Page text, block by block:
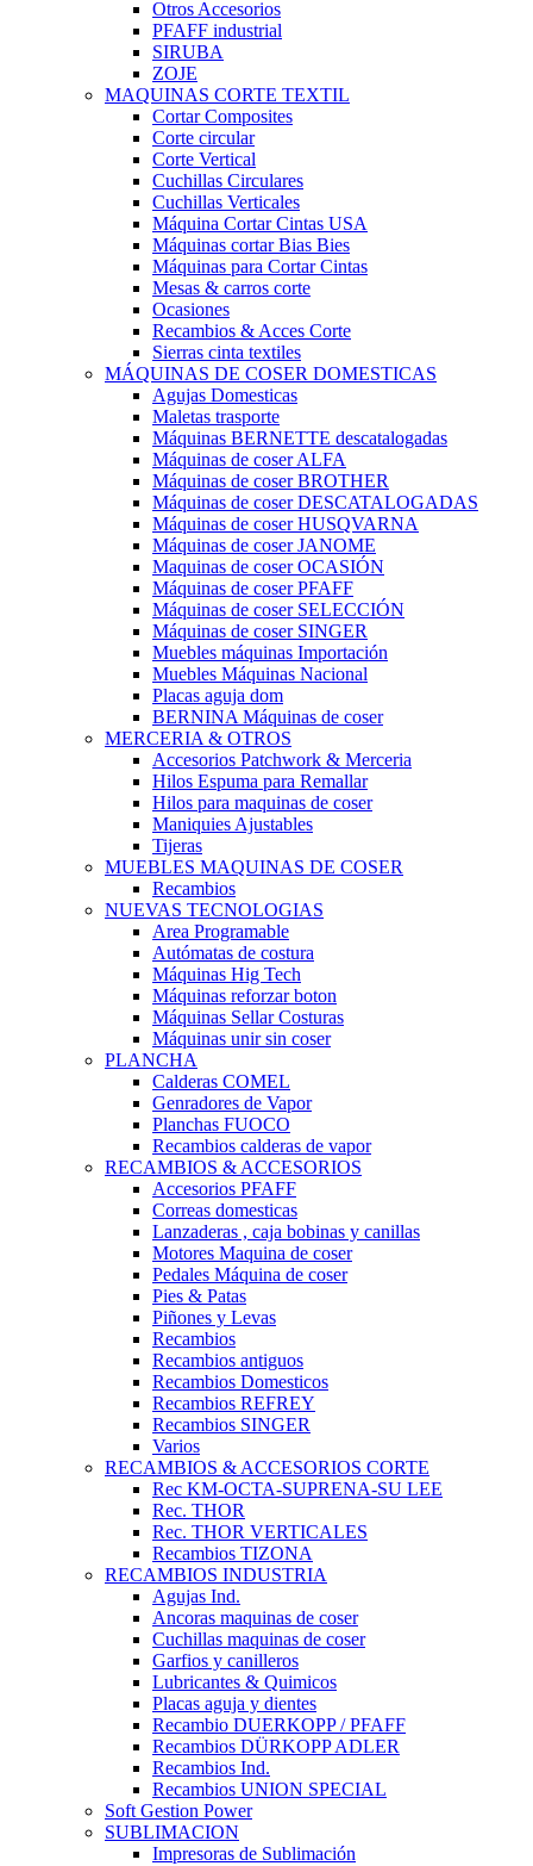
Otros Accesorios
PFAFF industrial
SIRUBA
ZOJE
MAQUINAS CORTE TEXTIL
Cortar Composites
Corte circular
Corte Vertical
Cuchillas Circulares
Cuchillas Verticales
Máquina Cortar Cintas USA
Máquinas cortar Bias Bies
Máquinas para Cortar Cintas
Mesas & carros corte
Ocasiones
Recambios & Acces Corte
Sierras cinta textiles
MÁQUINAS DE COSER DOMESTICAS
Agujas Domesticas
Maletas trasporte
Máquinas BERNETTE descatalogadas
Máquinas de coser ALFA
Máquinas de coser BROTHER
Máquinas de coser DESCATALOGADAS
Máquinas de coser HUSQVARNA
Máquinas de coser JANOME
Maquinas de coser OCASIÓN
Máquinas de coser PFAFF
Máquinas de coser SELECCIÓN
Máquinas de coser SINGER
Muebles máquinas Importación
Muebles Máquinas Nacional
Placas aguja dom
BERNINA Máquinas de coser
MERCERIA & OTROS
Accesorios Patchwork & Merceria
Hilos Espuma para Remallar
Hilos para maquinas de coser
Maniquies Ajustables
Tijeras
MUEBLES MAQUINAS DE COSER
Recambios
NUEVAS TECNOLOGIAS
Area Programable
Autómatas de costura
Máquinas Hig Tech
Máquinas reforzar boton
Máquinas Sellar Costuras
Máquinas unir sin coser
PLANCHA
Calderas COMEL
Genradores de Vapor
Planchas FUOCO
Recambios calderas de vapor
RECAMBIOS & ACCESORIOS
Accesorios PFAFF
Correas domesticas
Lanzaderas , caja bobinas y canillas
Motores Maquina de coser
Pedales Máquina de coser
Pies & Patas
Piñones y Levas
Recambios
Recambios antiguos
Recambios Domesticos
Recambios REFREY
Recambios SINGER
Varios
RECAMBIOS & ACCESORIOS CORTE
Rec KM-OCTA-SUPRENA-SU LEE
Rec. THOR
Rec. THOR VERTICALES
Recambios TIZONA
RECAMBIOS INDUSTRIA
Agujas Ind.
Ancoras maquinas de coser
Cuchillas maquinas de coser
Garfios y canilleros
Lubricantes & Quimicos
Placas aguja y dientes
Recambio DUERKOPP / PFAFF
Recambios DÜRKOPP ADLER
Recambios Ind.
Recambios UNION SPECIAL
Soft Gestion Power
SUBLIMACION
Impresoras de Sublimación